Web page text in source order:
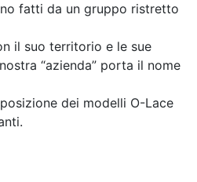
fatti da un gruppo ristretto
il suo territorio e le sue
“azienda” porta il nome
dei modelli O-Lace